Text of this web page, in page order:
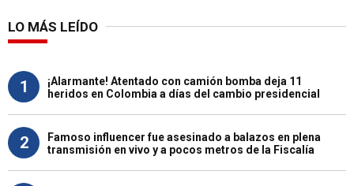
LO MÁS LEÍDO
1
¡Alarmante! Atentado con camión bomba deja 11
heridos en Colombia a días del cambio presidencial
2
Famoso influencer fue asesinado a balazos en plena
transmisión en vivo y a pocos metros de la Fiscalía